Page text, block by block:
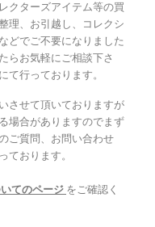
クターズアイテム等の買
理、お引越し、コレクシ
どでご不要になりました
らお気軽にご相談下さ
て行っております。
させて頂いておりますが
場合がありますのでまず
ご質問、お問い合わせ
ております。
てのページ をご確認く